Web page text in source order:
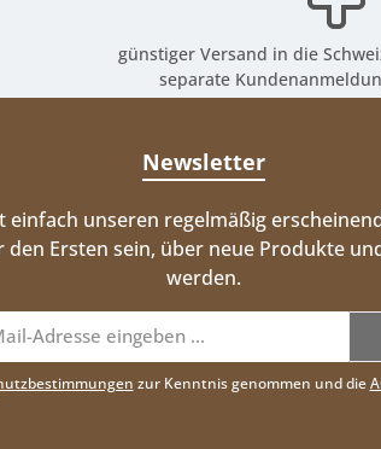
günstiger Versand in die
separate
Newsletter
einfach unseren regelmäßig
Ersten sein, über neue Produkte
werden.
Mail-
Adresse*
zur Kenntnis genommen und die